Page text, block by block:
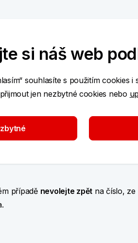
peníze na
má být 10 tisíc eur, o které pan
následuje série výhrůžek,
se stanete spolupachatelem.
nesrovnalostí, ale podvodníci
. Buďte tedy opatrní.
případě nevolejte zpět na číslo, ze
si náš web
souhlasíte s použitím cookies i
jen nezbytné cookies nebo